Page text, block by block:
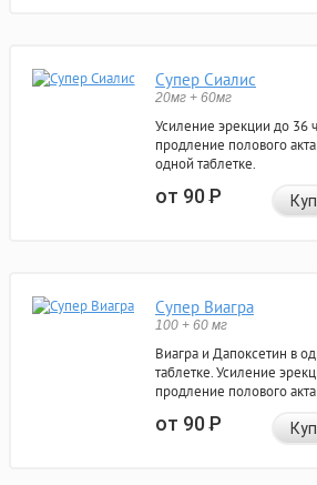
Супер Сиалис
20мг + 60мг
Усиление эрекции до 36
продление полового
одной таблетке.
от 90Р
Супер Виагра
100 + 60 мг
Виагра и Дапоксетин в
таблетке. Усиление
продление полового
от 90Р